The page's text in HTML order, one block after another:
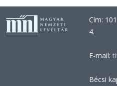
Cím:
4.
E-mail:
Bécsi